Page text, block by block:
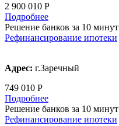
2 900 010 Р
Подробнее
Решение банков за 10 минут
Рефинансирование ипотеки
Адрес: г.Заречный
749 010 Р
Подробнее
Решение банков за 10 минут
Рефинансирование ипотеки